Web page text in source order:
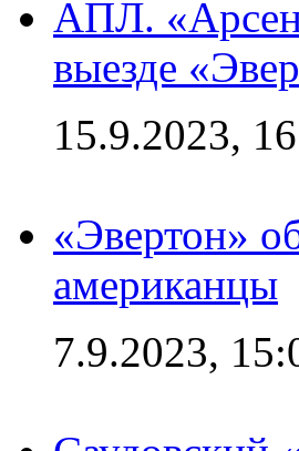
АПЛ.
выезде
15.9.2023,
«Эвертон»
американцы
7.9.2023,